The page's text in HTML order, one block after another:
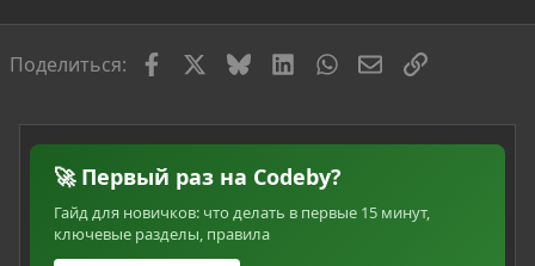
я
Поделиться: FacebookBlueskyLinkedInWhatsAppЭлектронная
Ссылка
🚀 Первый раз на Codeby?
Гайд для новичков: что делать в первые 15 минут,
ключевые разделы, правила